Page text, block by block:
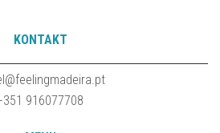
KONTAKT
916077708